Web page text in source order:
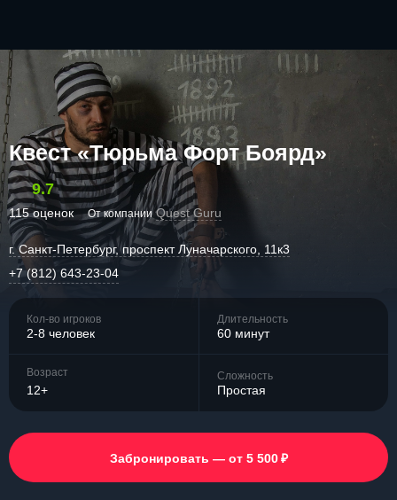
Квест «Тюрьма Форт Боярд»
9.7
115 оценок От компании Quest Guru
г. Санкт-Петербург, проспект Луначарского, 11к3
+7 (812) 643-23-04
Кол-во игроков
2-8 человек
Длительность
60 минут
Возраст
12+
Сложность
Простая
Забронировать — от 5 500 ₽